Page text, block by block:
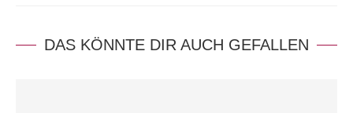
DAS KÖNNTE DIR AUCH GEFALLEN